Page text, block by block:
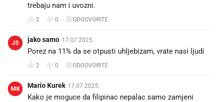
trebaju nam i uvozni.
2 0 ODGOVORITE
JS jako samo 17.07.2025.
Porez na 11% da se otpusti uhljebizam, vrate nasi ljudi
2 0 ODGOVORITE
MK Mario Kurek 17.07.2025.
Kako je moguce da filipinac nepalac samo zamjeni